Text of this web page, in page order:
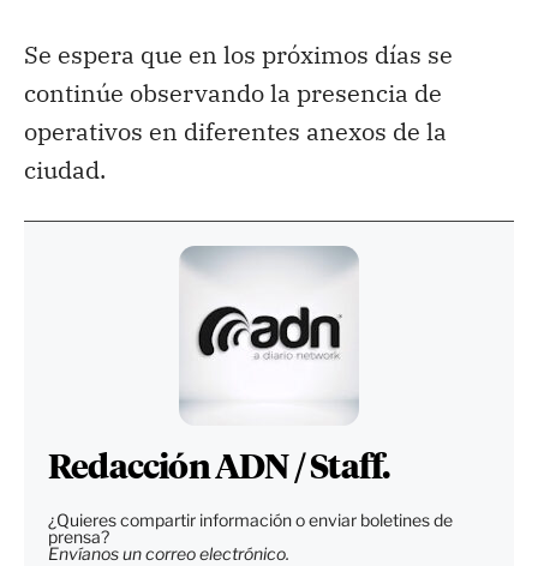
Se espera que en los próximos días se
continúe observando la presencia de
operativos en diferentes anexos de la
ciudad.
Redacción ADN / Staff.
¿Quieres compartir información o enviar boletines de
prensa?
Envíanos un correo electrónico.